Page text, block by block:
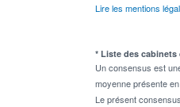
Lire les mentions
* Liste des
Un consensus est
moyenne présente
Le présent